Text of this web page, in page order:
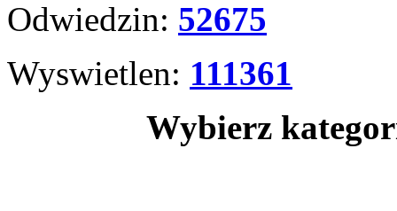
Odwiedzin: 52675
Wyswietlen: 111361
Wybierz